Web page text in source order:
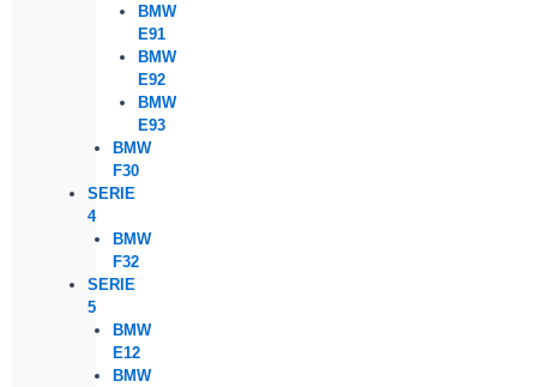
BMW
E91
BMW
E92
BMW
E93
BMW
F30
SERIE
4
BMW
F32
SERIE
5
BMW
E12
BMW